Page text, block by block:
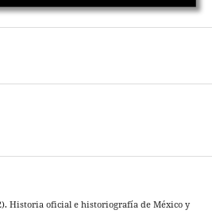
Historia oficial e historiografía de México y